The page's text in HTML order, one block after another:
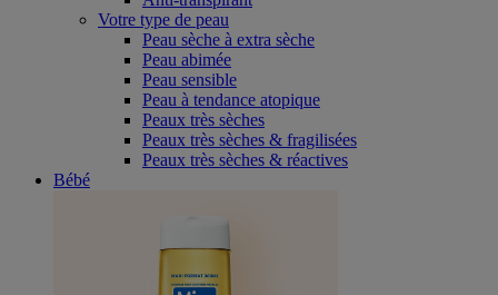
Votre type de peau
Peau sèche à extra sèche
Peau abimée
Peau sensible
Peau à tendance atopique
Peaux très sèches
Peaux très sèches & fragilisées
Peaux très sèches & réactives
Bébé